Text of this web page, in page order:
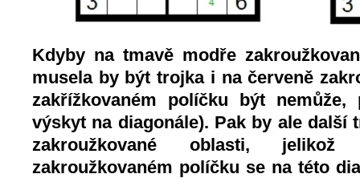
Kdyby na tmavě modře
musela by být trojka i na červeně
zakřížkovaném políčku být
výskyt na diagonále). Pak by ale další
zakroužkované oblasti,
zakroužkovaném políčku se na této